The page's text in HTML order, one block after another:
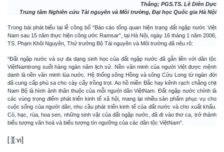
Thắng; PGS.TS. Lê Diên Dực
Trung tâm Nghiên cứu Tài nguyên và Môi trường, Đại học Quốc gia Hà Nội
Trong bài phát biểu tại lễ công bố “Báo cáo tổng quan hiện trạng đất ngập nước Việt
Nam sau 15 năm thực hiện công ước Ramsar”, tại Hà Nội, ngày 16 tháng 1 năm 2006,
TS. Phạm Khôi Nguyên, Thứ trưởng Bộ Tài nguyên và Môi trường đã nêu rõ:
“Đất ngập nước và sự đa dạng sinh học của đất ngập nước đã gắn liền với dân tộc
ViệtNamtrong suốt hàng ngàn năm lịch sử. Nền văn minh của người Việt được mệnh
danh là nền văn minh lúa nước. Hệ thống sông Hồng và sông Cửu Long từ ngàn đời
đã cung cấp phù sa cho cày cấy trồng trọt. Ao hồ miền Bắc hay kênh rạch chằng chịt
Nam Bộ là hình ảnh thân thuộc của mỗi người dân ViệtNam. Đất ngập nước chính là
các vùng trọng điểm phát triển kinh tế xã hội, mang lại nhiều sản phẩm phục vụ cho
cuộc sống của người dân, nhu cầu phát triển kinh tế của đất nước và cho xuất khẩu.
Cò, hạc, rùa, hoa sen, những sinh vật của đất ngập nước, đã đi vào thơ ca, trở thành
biểu tượng văn hoá và biểu tượng tín ngưỡng của các dân tộc ViệtNam”.
[:] [:vi]